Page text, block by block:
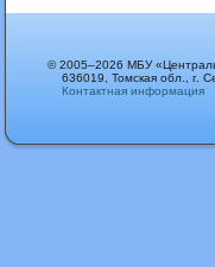
© 2005–2026 МБУ
636019, Томская обл., г.
Контактная информация